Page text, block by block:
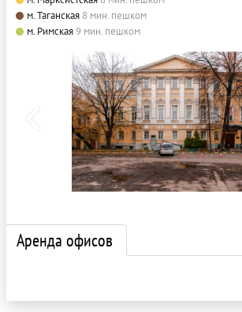
м. Таганская 8 мин. пешком
м. Римская9 мин. пешком
Аренда офисов